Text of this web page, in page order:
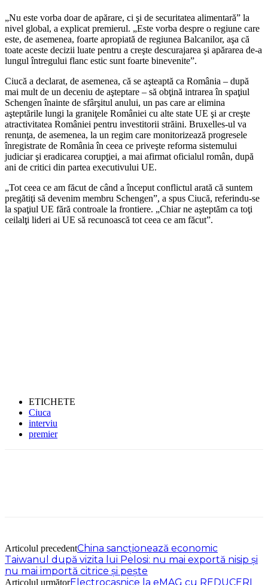
„Nu este vorba doar de apărare, ci şi de securitatea alimentară” la
nivel global, a explicat premierul. „Este vorba despre o regiune care
este, de asemenea, foarte apropiată de regiunea Balcanilor, aşa că
toate aceste decizii luate pentru a creşte descurajarea şi apărarea de-a
lungul întregului flanc estic sunt foarte binevenite”.
Ciucă a declarat, de asemenea, că se aşteaptă ca România – după
mai mult de un deceniu de aşteptare – să obţină intrarea în spaţiul
Schengen înainte de sfârşitul anului, un pas care ar elimina
aşteptările lungi la graniţele României cu alte state UE şi ar creşte
atractivitatea României pentru investitorii străini. Bruxelles-ul va
renunţa, de asemenea, la un regim care monitorizează progresele
înregistrate de România în ceea ce priveşte reforma sistemului
judiciar şi eradicarea corupţiei, a mai afirmat oficialul român, după
ani de critici din partea executivului UE.
„Tot ceea ce am făcut de când a început conflictul arată că suntem
pregătiţi să devenim membru Schengen”, a spus Ciucă, referindu-se
la spaţiul UE fără controale la frontiere. „Chiar ne aşteptăm ca toţi
ceilalţi lideri ai UE să recunoască tot ceea ce am făcut”.
ETICHETE
Ciuca
interviu
premier
Articolul precedentChina sancționează economic
Taiwanul după vizita lui Pelosi: nu mai exportă nisip și
nu mai importă citrice și pește
Articolul următorElectrocasnice la eMAG cu REDUCERI